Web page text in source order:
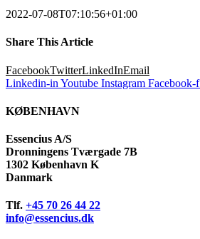
2022-07-08T07:10:56+01:00
Share This Article
FacebookTwitterLinkedInEmail
Linkedin-in Youtube Instagram Facebook-f
KØBENHAVN
Essencius A/S
Dronningens Tværgade 7B
1302 København K
Danmark
Tlf. +45 70 26 44 22
info@essencius.dk